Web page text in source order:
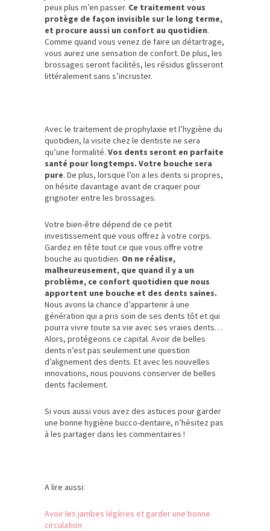
peux plus m’en passer. Ce traitement vous
protège de façon invisible sur le long terme,
et procure aussi un confort au quotidien.
Comme quand vous venez de faire un détartrage,
vous aurez une sensation de confort. De plus, les
brossages seront facilités, les résidus glisseront
littéralement sans s’incruster.
Avec le traitement de prophylaxie et l’hygiène du
quotidien, la visite chez le dentiste ne sera
qu’une formalité. Vos dents seront en parfaite
santé pour longtemps. Votre bouche sera
pure. De plus, lorsque l’on a les dents si propres,
on hésite davantage avant de craquer pour
grignoter entre les brossages.
Votre bien-être dépend de ce petit
investissement que vous offrez à votre corps.
Gardez en tête tout ce que vous offre votre
bouche au quotidien. On ne réalise,
malheureusement, que quand il y a un
problème, ce confort quotidien que nous
apportent une bouche et des dents saines.
Nous avons la chance d’appartenir à une
génération qui a pris soin de ses dents tôt et qui
pourra vivre toute sa vie avec ses vraies dents…
Alors, protégeons ce capital. Avoir de belles
dents n’est pas seulement une question
d’alignement des dents. Et avec les nouvelles
innovations, nous pouvons conserver de belles
dents facilement.
Si vous aussi vous avez des astuces pour garder
une bonne hygiène bucco-dentaire, n’hésitez pas
à les partager dans les commentaires !
A lire aussi:
Avoir les jambes légères et garder une bonne
circulation